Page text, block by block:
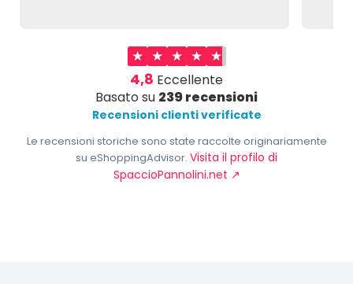
★ ★ ★ ★ ★
4,8 Eccellente
Basato su 239 recensioni
Recensioni clienti verificate
Le recensioni storiche sono state raccolte originariamente
su eShoppingAdvisor. Visita il profilo di
SpaccioPannolini.net ↗